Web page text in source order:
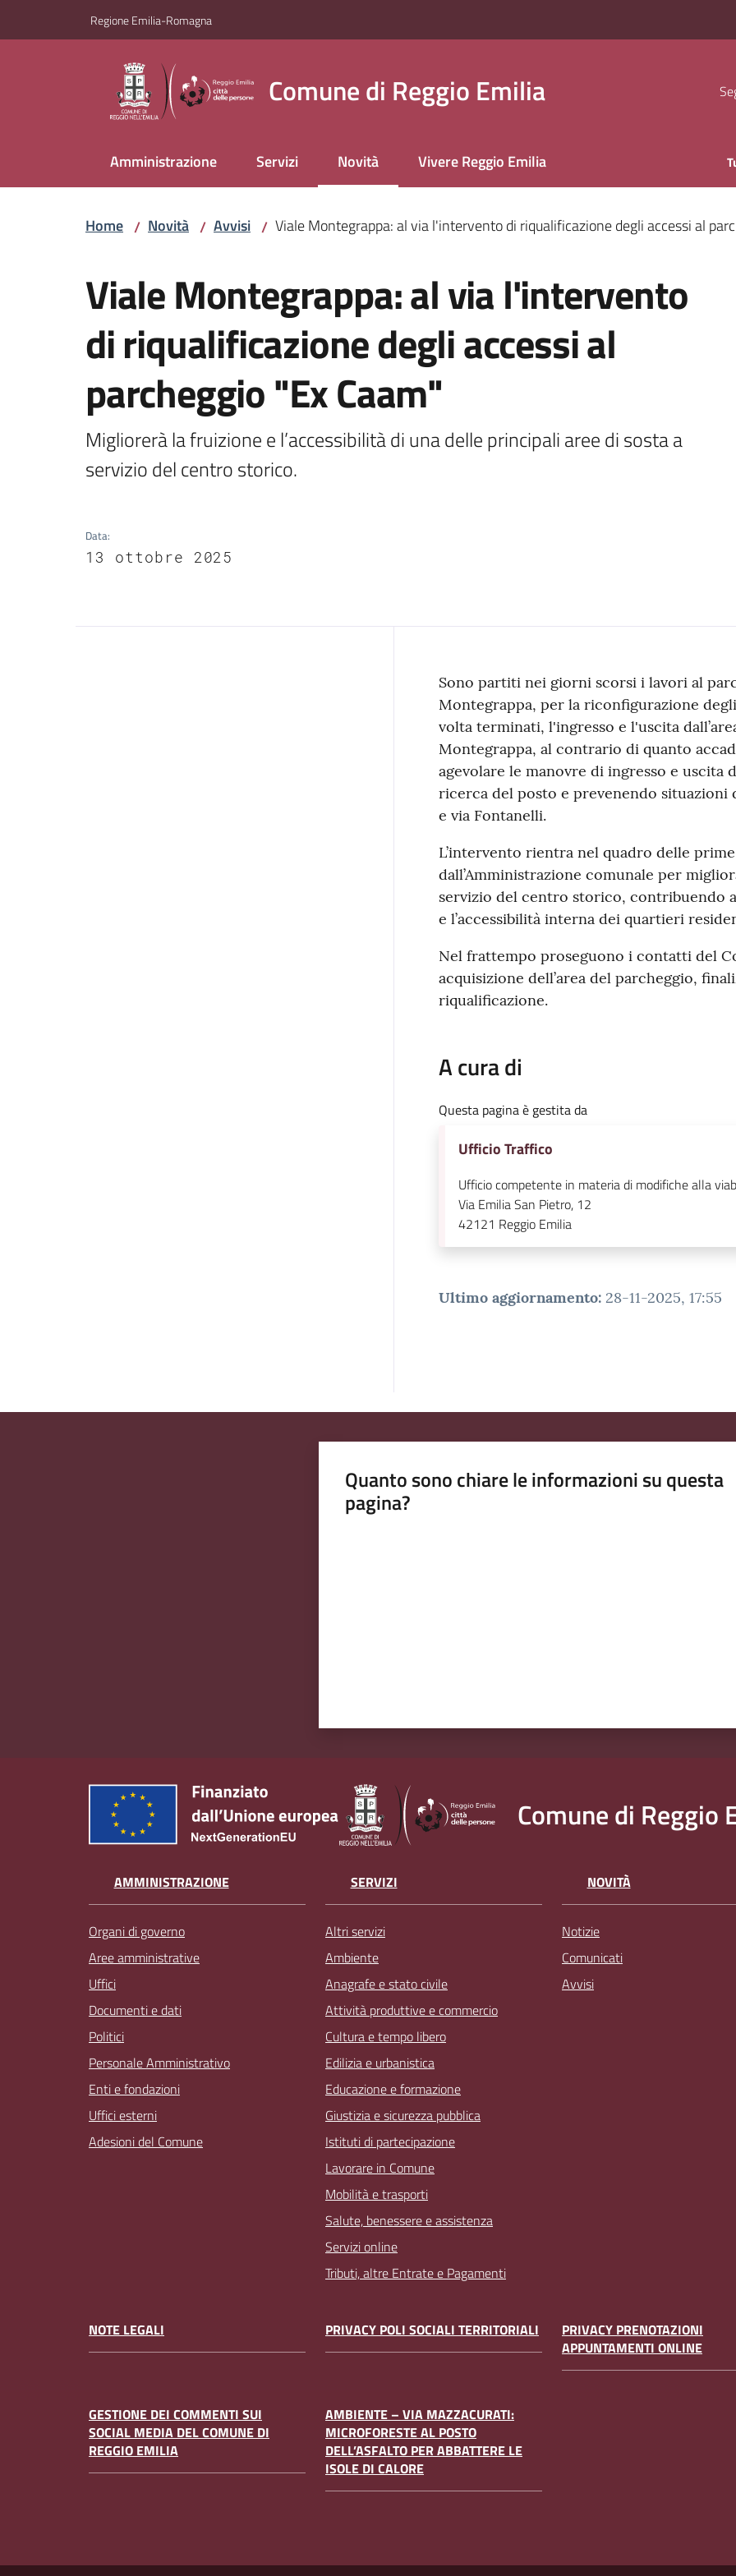
Regione Emilia-Romagna
Comune di Reggio Emilia
Amministrazione Servizi Novità
Menu selezionatoVivere Reggio Emilia
Home / Novità / Avvisi / Viale Montegrappa: al via l'intervento di riqualificazione degli accessi al
Viale Montegrappa: al via l'intervento
di riqualificazione degli accessi al
parcheggio "Ex Caam"
Migliorerà la fruizione e l’accessibilità di una delle principali aree di sosta a
servizio del centro storico.
Data:
13 ottobre 2025
Contenuto
Sono partiti nei giorni scorsi i lavori al
Montegrappa, per la riconfigurazione
volta terminati, l'ingresso e l'uscita
Montegrappa, al contrario di quanto
agevolare le manovre di ingresso e
ricerca del posto e prevenendo situazioni
e via Fontanelli.
L’intervento rientra nel quadro delle
dall’Amministrazione comunale per
servizio del centro storico, contribuendo
e l’accessibilità interna dei quartieri
Nel frattempo proseguono i contatti del
acquisizione dell’area del parcheggio,
riqualificazione.
A cura di
Questa pagina è gestita da
Ufficio Traffico
Ufficio competente in materia di modifiche alla
Via Emilia San Pietro, 12
42121 Reggio Emilia
Ultimo aggiornamento: 28-11-2025, 17:55
Quanto sono chiare le informazioni su questa
pagina?
Comune di Reggio
AMMINISTRAZIONE
Organi di governo
Aree amministrative
Uffici
Documenti e dati
Politici
Personale Amministrativo
Enti e fondazioni
Uffici esterni
Adesioni del Comune
SERVIZI
Altri servizi
Ambiente
Anagrafe e stato civile
Attività produttive e commercio
Cultura e tempo libero
Edilizia e urbanistica
Educazione e formazione
Giustizia e sicurezza pubblica
Istituti di partecipazione
Lavorare in Comune
Mobilità e trasporti
Salute, benessere e assistenza
Servizi online
Tributi, altre Entrate e Pagamenti
NOVITÀ
Notizie
Comunicati
Avvisi
NOTE LEGALI PRIVACY POLI SOCIALI TERRITORIALI
PRIVACY PRENOTAZIONI
APPUNTAMENTI ONLINE
GESTIONE DEI COMMENTI SUI
SOCIAL MEDIA DEL COMUNE DI
REGGIO EMILIA
AMBIENTE – VIA MAZZACURATI:
MICROFORESTE AL POSTO
DELL’ASFALTO PER ABBATTERE LE
ISOLE DI CALORE